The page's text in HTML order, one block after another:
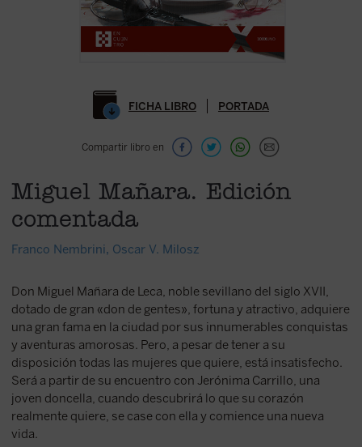
FICHA LIBRO PORTADA
Compartir libro en
Miguel Mañara. Edición
comentada
Franco Nembrini, Oscar V. Milosz
Don Miguel Mañara de Leca, noble sevillano del siglo XVII,
dotado de gran «don de gentes», fortuna y atractivo, adquiere
una gran fama en la ciudad por sus innumerables conquistas
y aventuras amorosas. Pero, a pesar de tener a su
disposición todas las mujeres que quiere, está insatisfecho.
Será a partir de su encuentro con Jerónima Carrillo, una
joven doncella, cuando descubrirá lo que su corazón
realmente quiere, se case con ella y comience una nueva
vida.